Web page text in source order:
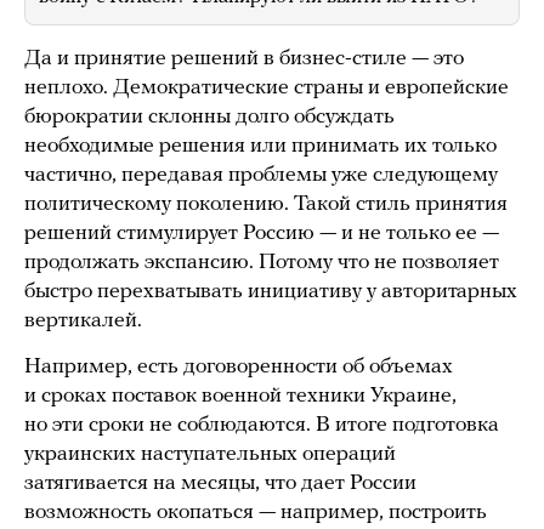
Да и принятие решений в бизнес-стиле — это
неплохо. Демократические страны и европейские
бюрократии склонны долго обсуждать
необходимые решения или принимать их только
частично, передавая проблемы уже следующему
политическому поколению. Такой стиль принятия
решений стимулирует Россию — и не только ее —
продолжать экспансию. Потому что не позволяет
быстро перехватывать инициативу у авторитарных
вертикалей.
Например, есть договоренности об объемах
и сроках поставок военной техники Украине,
но эти сроки не соблюдаются. В итоге подготовка
украинских наступательных операций
затягивается на месяцы, что дает России
возможность окопаться — например, построить